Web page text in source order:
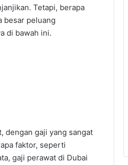
Tetapi, berapa
besar peluang
di bawah ini.
dengan gaji yang sangat
faktor, seperti
gaji perawat di Dubai